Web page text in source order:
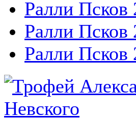
Ралли Псков
Ралли Псков
Ралли Псков